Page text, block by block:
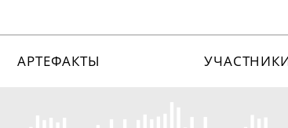
АРТЕФАКТЫ